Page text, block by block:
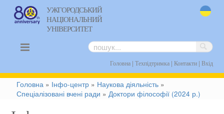
УЖГОРОДСЬКИЙ
НАЦІОНАЛЬНИЙ
УНІВЕРСИТЕТ
Головна| Техпідтримка| Контакти| Вхід
Головна » Інфо-центр » Наукова діяльність »
Спеціалізовані вчені ради »Доктори філософії (2024 р.)